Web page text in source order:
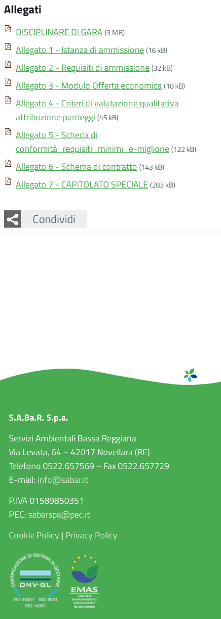
Allegati
DISCIPLINARE DI GARA(3 MB)
Allegato 1 - Istanza di ammissione(16 kB)
Allegato 2 - Requisiti di ammissione(32 kB)
Allegato 3 - Modulo Offerta economica(10 kB)
Allegato 4 - Criteri di valutazione qualitativa
attribuzione punteggi (45 kB)
Allegato 5 - Scheda di
conformità_requisiti_minimi_e-migliorie(122 kB)
Allegato 6 - Schema di contratto (143 kB)
Allegato 7 - CAPITOLATO SPECIALE (283 kB)
Condividi
Facebook
Twitter
Whatsapp
S.A.Ba.R. S.p.a.
Servizi Ambientali Bassa Reggiana
Via Levata, 64 – 42017 Novellara (RE)
Telefono 0522.657569 – Fax 0522.657729
E-mail: info@sabar.it
P.IVA 01589850351
PEC: sabarspa@pec.it
Cookie Policy | Privacy Policy